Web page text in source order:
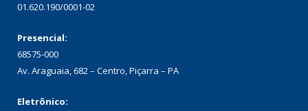
01.620.190/0001-02
Presencial:
68575-000
Av. Araguaia, 682 – Centro, Piçarra – PA
Eletrônico: